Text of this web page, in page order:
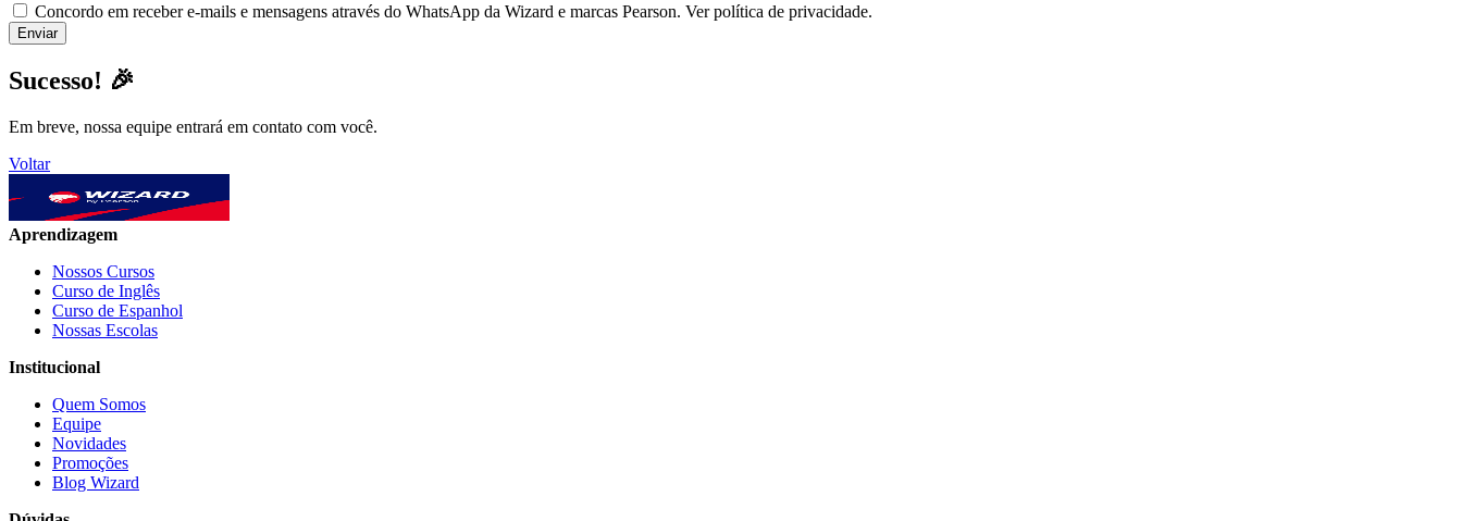
Concordo em receber e-mails e mensagens através do WhatsApp da Wizard e marcas Pearson. Ver política de privacidade.
Sucesso! 🎉
Em breve, nossa equipe entrará em contato com você.
Voltar
Aprendizagem
Nossos Cursos
Curso de Inglês
Curso de Espanhol
Nossas Escolas
Institucional
Quem Somos
Equipe
Novidades
Promoções
Blog Wizard